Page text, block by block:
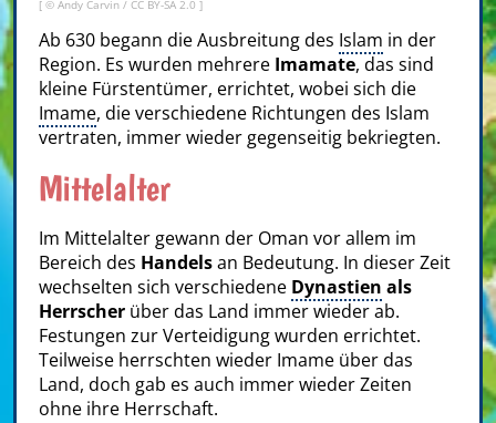
[ © Andy Carvin / CC BY-SA 2.0 ]
Ab 630 begann die Ausbreitung des Islam in der
Region. Es wurden mehrere Imamate, das sind
kleine Fürstentümer, errichtet, wobei sich die
Imame, die verschiedene Richtungen des Islam
vertraten, immer wieder gegenseitig bekriegten.
Mittelalter
Im Mittelalter gewann der Oman vor allem im
Bereich des Handelsan Bedeutung. In dieser Zeit
wechselten sich verschiedene Dynastien als
Herrscher über das Land immer wieder ab.
Festungen zur Verteidigung wurden errichtet.
Teilweise herrschten wieder Imame über das
Land, doch gab es auch immer wieder Zeiten
ohne ihre Herrschaft.